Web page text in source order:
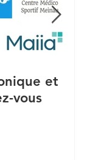
et
vous